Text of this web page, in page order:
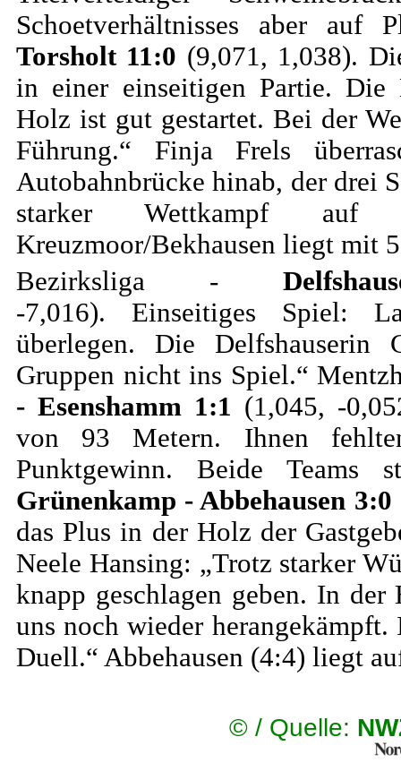
Schoetverhältnisses aber
Torsholt 11:0 (9,071, 1,038).
in einer einseitigen Partie. Die
Holz ist gut gestartet. Bei der
Führung.“ Finja Frels
Autobahnbrücke hinab, der drei
starker Wettkampf auf
Kreuzmoor/Bekhausen liegt mit
Bezirksliga -
-7,016). Einseitiges Spiel:
überlegen. Die
Gruppen nicht ins Spiel.“
- Esenshamm 1:1 (1,045, -
von 93 Metern. Ihnen
Punktgewinn. Beide
Grünenkamp - Abbehausen 3:0
das Plus in der Holz der
Neele Hansing: „Trotz starker
knapp geschlagen geben. In
uns noch wieder
Duell.“ Abbehausen (4:4) liegt
©/ Quelle: